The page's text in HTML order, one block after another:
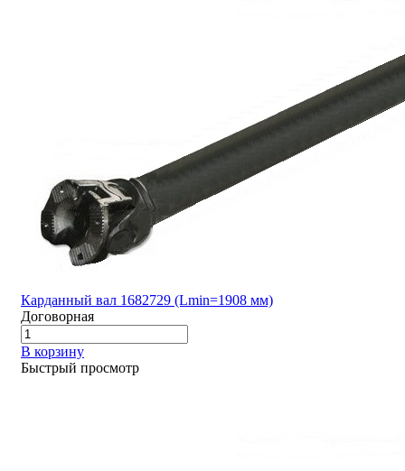
Карданный вал 1682729 (Lmin=1908 мм)
Договорная
В корзину
Быстрый просмотр